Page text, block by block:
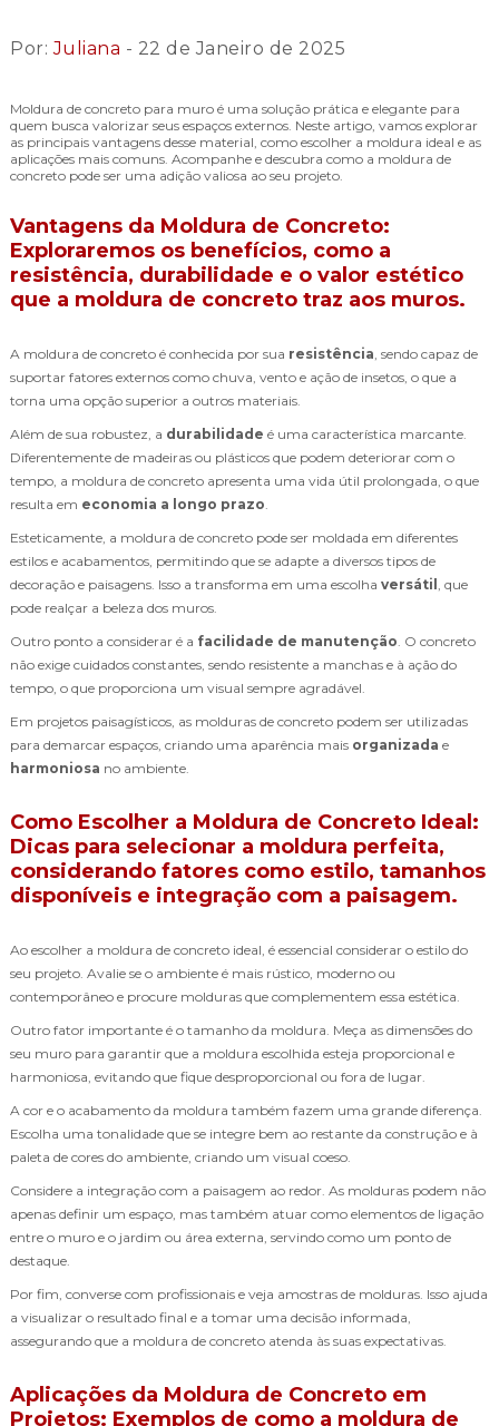
Por:Juliana - 22 de Janeiro de 2025
Moldura de concreto para muro é uma solução prática e elegante para
quem busca valorizar seus espaços externos. Neste artigo, vamos explorar
as principais vantagens desse material, como escolher a moldura ideal e as
aplicações mais comuns. Acompanhe e descubra como a moldura de
concreto pode ser uma adição valiosa ao seu projeto.
Vantagens da Moldura de Concreto:
Exploraremos os benefícios, como a
resistência, durabilidade e o valor estético
que a moldura de concreto traz aos muros.
A moldura de concreto é conhecida por sua resistência, sendo capaz de
suportar fatores externos como chuva, vento e ação de insetos, o que a
torna uma opção superior a outros materiais.
Além de sua robustez, a durabilidade é uma característica marcante.
Diferentemente de madeiras ou plásticos que podem deteriorar com o
tempo, a moldura de concreto apresenta uma vida útil prolongada, o que
resulta em economia a longo prazo.
Esteticamente, a moldura de concreto pode ser moldada em diferentes
estilos e acabamentos, permitindo que se adapte a diversos tipos de
decoração e paisagens. Isso a transforma em uma escolha versátil , que
pode realçar a beleza dos muros.
Outro ponto a considerar é a facilidade de manutenção. O concreto
não exige cuidados constantes, sendo resistente a manchas e à ação do
tempo, o que proporciona um visual sempre agradável.
Em projetos paisagísticos, as molduras de concreto podem ser utilizadas
para demarcar espaços, criando uma aparência mais organizada e
harmoniosa no ambiente.
Como Escolher a Moldura de Concreto Ideal:
Dicas para selecionar a moldura perfeita,
considerando fatores como estilo, tamanhos
disponíveis e integração com a paisagem.
Ao escolher a moldura de concreto ideal, é essencial considerar o estilo do
seu projeto. Avalie se o ambiente é mais rústico, moderno ou
contemporâneo e procure molduras que complementem essa estética.
Outro fator importante é o tamanho da moldura. Meça as dimensões do
seu muro para garantir que a moldura escolhida esteja proporcional e
harmoniosa, evitando que fique desproporcional ou fora de lugar.
A cor e o acabamento da moldura também fazem uma grande diferença.
Escolha uma tonalidade que se integre bem ao restante da construção e à
paleta de cores do ambiente, criando um visual coeso.
Considere a integração com a paisagem ao redor. As molduras podem não
apenas definir um espaço, mas também atuar como elementos de ligação
entre o muro e o jardim ou área externa, servindo como um ponto de
destaque.
Por fim, converse com profissionais e veja amostras de molduras. Isso ajuda
a visualizar o resultado final e a tomar uma decisão informada,
assegurando que a moldura de concreto atenda às suas expectativas.
Aplicações da Moldura de Concreto em
Projetos: Exemplos de como a moldura de